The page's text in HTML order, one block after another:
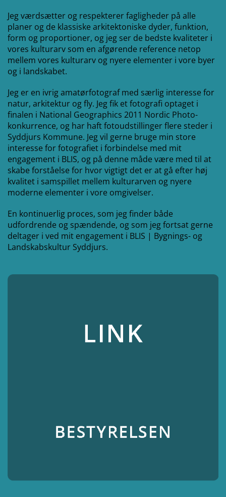
Jeg værdsætter og respekterer fagligheder på alle
planer og de klassiske arkitektoniske dyder, funktion,
form og proportioner, og jeg ser de bedste kvaliteter i
vores kulturarv som en afgørende reference netop
mellem vores kulturarv og nyere elementer i vore byer
og i landskabet.
Jeg er en ivrig amatørfotograf med særlig interesse for
natur, arkitektur og fly. Jeg fik et fotografi optaget i
finalen i National Geographics 2011 Nordic Photo-
konkurrence, og har haft fotoudstillinger flere steder i
Syddjurs Kommune. Jeg vil gerne bruge min store
interesse for fotografiet i forbindelse med mit
engagement i BLIS, og på denne måde være med til at
skabe forståelse for hvor vigtigt det er at gå efter høj
kvalitet i samspillet mellem kulturarven og nyere
moderne elementer i vore omgivelser.
En kontinuerlig proces, som jeg finder både
udfordrende og spændende, og som jeg fortsat gerne
deltager i ved mit engagement i BLIS | Bygnings- og
Landskabskultur Syddjurs.